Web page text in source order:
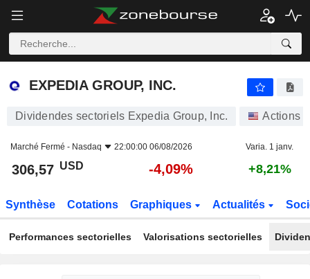
EXPEDIA GROUP, INC.
EXPEDIA GROUP, INC.
Dividendes sectoriels Expedia Group, Inc. Actions
Marché Fermé - Nasdaq 22:00:00 06/08/2026 Varia. 1 janv.
306,57 USD -4,09% +8,21%
Synthèse Cotations Graphiques Actualités
Performances sectorielles Valorisations sectorielles